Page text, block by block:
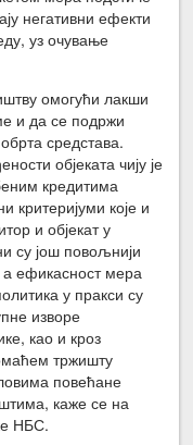
негативни ефекти
уз очување
омогући лакши
и да се подржи
средстава.
објеката чију је
кредитима
критеријуми које и
и објекат у
су још повољнији
ефикасност мера
у пракси су
изворе
као и кроз
тржишту
повећане
каже се на
НБС.